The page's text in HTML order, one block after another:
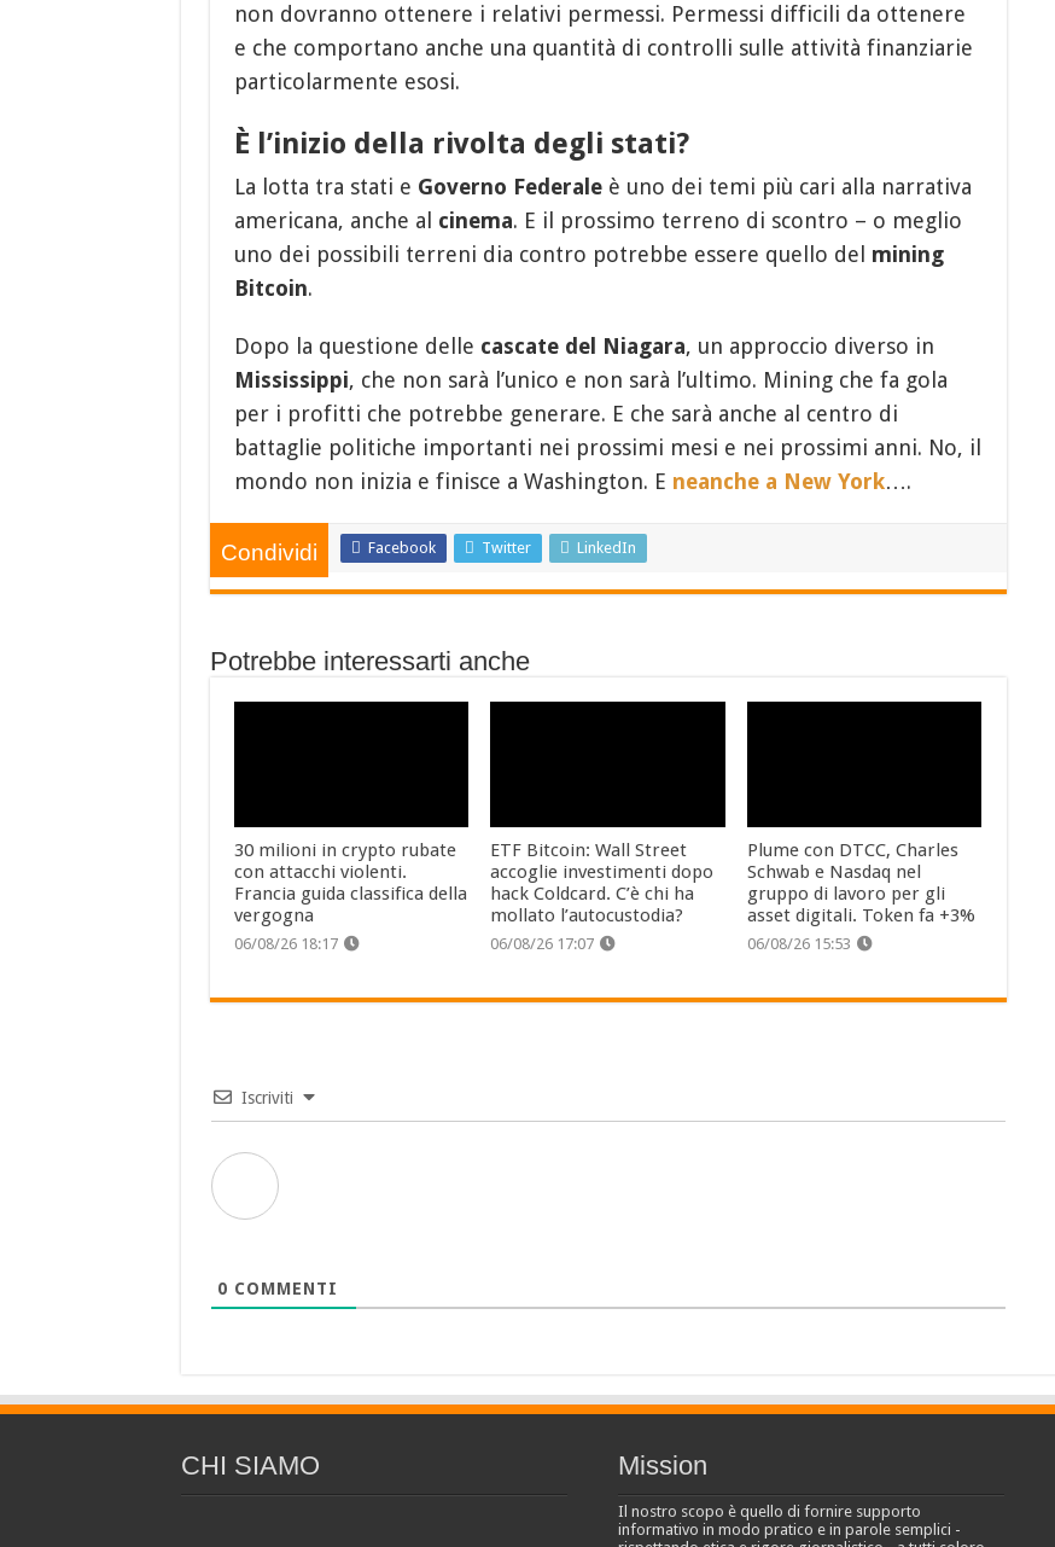
non dovranno ottenere i relativi permessi. Permessi difficili da ottenere
e che comportano anche una quantità di controlli sulle attività finanziarie
particolarmente esosi.
È l’inizio della rivolta degli stati?
La lotta tra stati e Governo Federaleè uno dei temi più cari alla narrativa
americana, anche al cinema. E il prossimo terreno di scontro – o meglio
uno dei possibili terreni dia contro potrebbe essere quello del mining
Bitcoin.
Dopo la questione delle cascate del Niagara, un approccio diverso in
Mississippi, che non sarà l’unico e non sarà l’ultimo. Mining che fa gola
per i profitti che potrebbe generare. E che sarà anche al centro di
battaglie politiche importanti nei prossimi mesi e nei prossimi anni. No, il
mondo non inizia e finisce a Washington. E neanche a New York….
Condividi Facebook Twitter LinkedIn
Potrebbe interessarti anche
30 milioni in crypto rubate
con attacchi violenti.
Francia guida classifica della
vergogna
06/08/26 18:17
ETF Bitcoin: Wall Street
accoglie investimenti dopo
hack Coldcard. C’è chi ha
mollato l’autocustodia?
06/08/26 17:07
Plume con DTCC, Charles
Schwab e Nasdaq nel
gruppo di lavoro per gli
asset digitali. Token fa +3%
06/08/26 15:53
Iscriviti
0 COMMENTI
CHI SIAMO Mission
Il nostro scopo è quello di fornire supporto
informativo in modo pratico e in parole semplici -